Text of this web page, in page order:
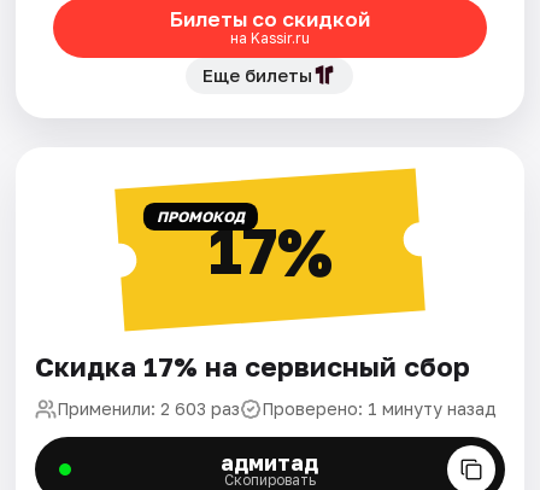
Билеты со скидкой
на Kassir.ru
Еще билеты
ПРОМОКОД17%
Скидка 17% на сервисный сбор
Применили: 2 603 раз Проверено: 1 минуту назад
адмитад
Скопировать